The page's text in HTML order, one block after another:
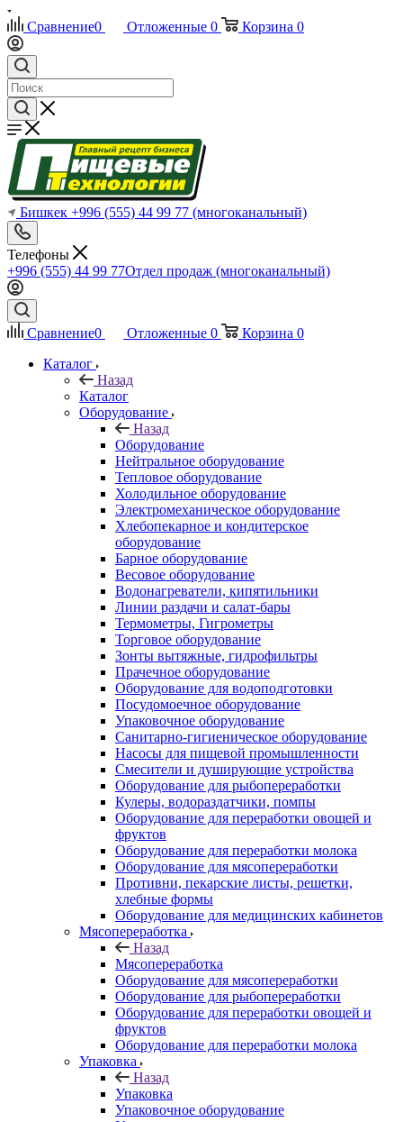
Сравнение0 Отложенные 0 Корзина 0
Бишкек +996 (555) 44 99 77 (многоканальный)
Телефоны
+996 (555) 44 99 77Отдел продаж (многоканальный)
Сравнение0 Отложенные 0 Корзина 0
Каталог
Назад
Каталог
Оборудование
Назад
Оборудование
Нейтральное оборудование
Тепловое оборудование
Холодильное оборудование
Электромеханическое оборудование
Хлебопекарное и кондитерское
оборудование
Барное оборудование
Весовое оборудование
Водонагреватели, кипятильники
Линии раздачи и салат-бары
Термометры, Гигрометры
Торговое оборудование
Зонты вытяжные, гидрофильтры
Прачечное оборудование
Оборудование для водоподготовки
Посудомоечное оборудование
Упаковочное оборудование
Санитарно-гигиеническое оборудование
Насосы для пищевой промышленности
Смесители и душирующие устройства
Оборудование для рыбопереработки
Кулеры, водораздатчики, помпы
Оборудование для переработки овощей и
фруктов
Оборудование для переработки молока
Оборудование для мясопереработки
Противни, пекарские листы, решетки,
хлебные формы
Оборудование для медицинских кабинетов
Мясопереработка
Назад
Мясопереработка
Оборудование для мясопереработки
Оборудование для рыбопереработки
Оборудование для переработки овощей и
фруктов
Оборудование для переработки молока
Упаковка
Назад
Упаковка
Упаковочное оборудование